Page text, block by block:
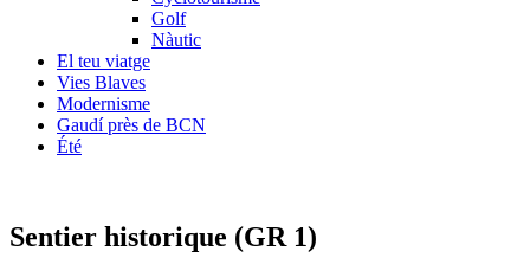
Golf
Nàutic
El teu viatge
Vies Blaves
Modernisme
Gaudí près de BCN
Été
Sentier historique (GR 1)